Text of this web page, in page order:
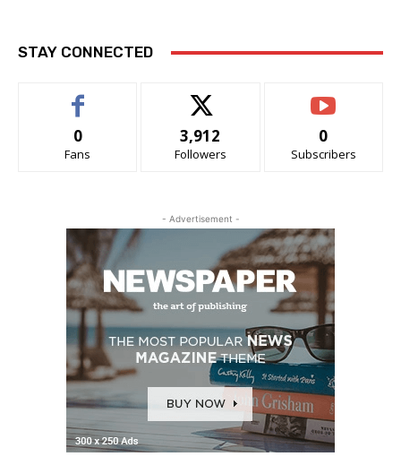
STAY CONNECTED
0
Fans
3,912
Followers
0
Subscribers
- Advertisement -